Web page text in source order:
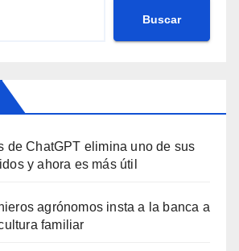
Buscar
de ChatGPT elimina uno de sus
y ahora es más útil
agrónomos insta a la banca a
familiar